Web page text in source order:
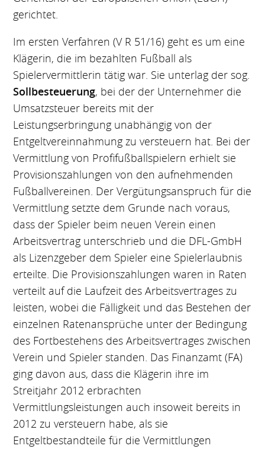
gerichtet.
Im ersten Verfahren (V R 51/16) geht es um eine
Klägerin, die im bezahlten Fußball als
Spielervermittlerin tätig war. Sie unterlag der sog.
Sollbesteuerung, bei der der Unternehmer die
Umsatzsteuer bereits mit der
Leistungserbringung unabhängig von der
Entgeltvereinnahmung zu versteuern hat. Bei der
Vermittlung von Profifußballspielern erhielt sie
Provisionszahlungen von den aufnehmenden
Fußballvereinen. Der Vergütungsanspruch für die
Vermittlung setzte dem Grunde nach voraus,
dass der Spieler beim neuen Verein einen
Arbeitsvertrag unterschrieb und die DFL-GmbH
als Lizenzgeber dem Spieler eine Spielerlaubnis
erteilte. Die Provisionszahlungen waren in Raten
verteilt auf die Laufzeit des Arbeitsvertrages zu
leisten, wobei die Fälligkeit und das Bestehen der
einzelnen Ratenansprüche unter der Bedingung
des Fortbestehens des Arbeitsvertrages zwischen
Verein und Spieler standen. Das Finanzamt (FA)
ging davon aus, dass die Klägerin ihre im
Streitjahr 2012 erbrachten
Vermittlungsleistungen auch insoweit bereits in
2012 zu versteuern habe, als sie
Entgeltbestandteile für die Vermittlungen